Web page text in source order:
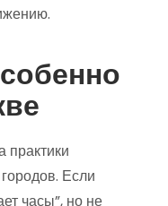
практики
Если
часы”, но не